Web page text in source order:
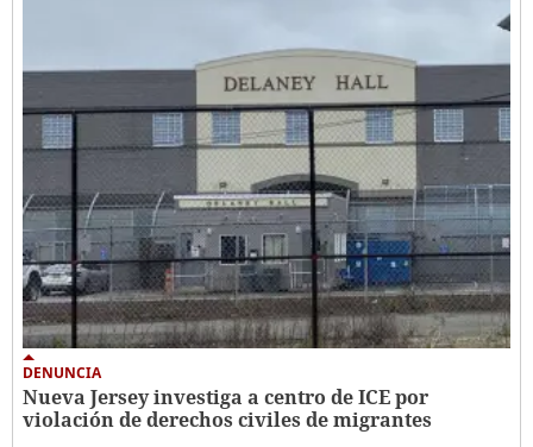
DENUNCIA
Nueva Jersey investiga a centro de ICE por
violación de derechos civiles de migrantes